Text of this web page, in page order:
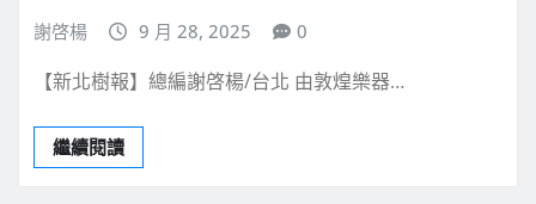
謝啓楊 9 月 28, 2025 0
【新北樹報】總編謝啓楊/台北 由敦煌樂器…
繼續閱讀